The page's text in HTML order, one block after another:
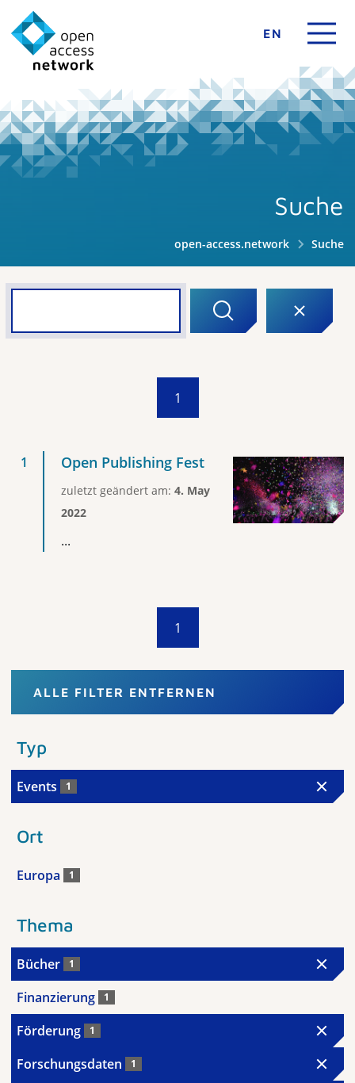
EN
Suche
open-access.network Suche
1
Open Publishing Fest
zuletzt geändert am: 4. May
2022
...
1
ALLE FILTER ENTFERNEN
Typ
Events 1
Ort
Europa 1
Thema
Bücher 1
Finanzierung 1
Förderung 1
Forschungsdaten 1